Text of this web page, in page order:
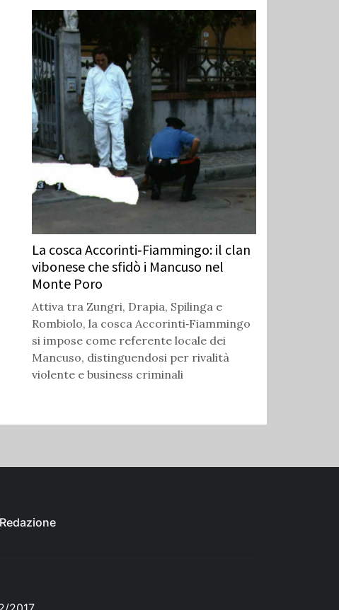
La cosca Accorinti‑Fiammingo: il clan
vibonese che sfidò i Mancuso nel
Monte Poro
Attiva tra Zungri, Drapia, Spilinga e
Rombiolo, la cosca Accorinti‑Fiammingo
si impose come referente locale dei
Mancuso, distinguendosi per rivalità
violente e business criminali
Redazione